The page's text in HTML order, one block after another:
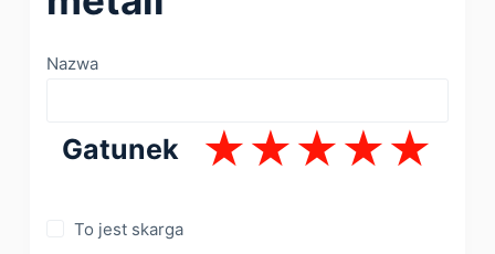
Nazwa
Gatunek
To jest skarga